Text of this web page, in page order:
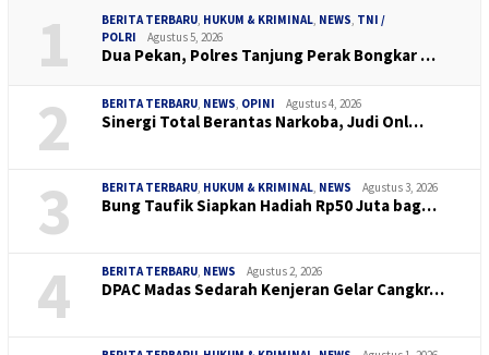
1 BERITA TERBARU HUKUM & KRIMINAL NEWS TNI /
POLRI
Agustus 5, 2026
Dua Pekan, Polres Tanjung Perak Bongkar …
2 BERITA TERBARU NEWS OPINI Agustus 4, 2026
Sinergi Total Berantas Narkoba, Judi Onl…
3 BERITA TERBARU HUKUM & KRIMINAL NEWS Agustus 3, 2026
Bung Taufik Siapkan Hadiah Rp50 Juta bag…
4 BERITA TERBARU NEWS Agustus 2, 2026
DPAC Madas Sedarah Kenjeran Gelar Cangkr…